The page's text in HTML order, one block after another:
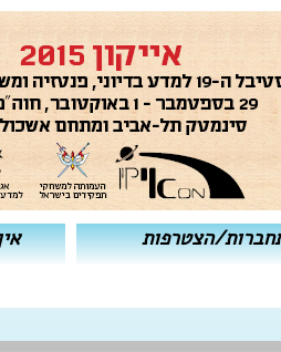
הצטרפות